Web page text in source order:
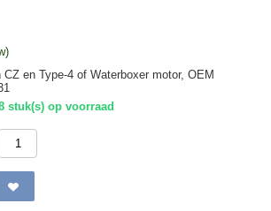
en Type-4 of Waterboxer motor, OEM
stuk(s) op voorraad